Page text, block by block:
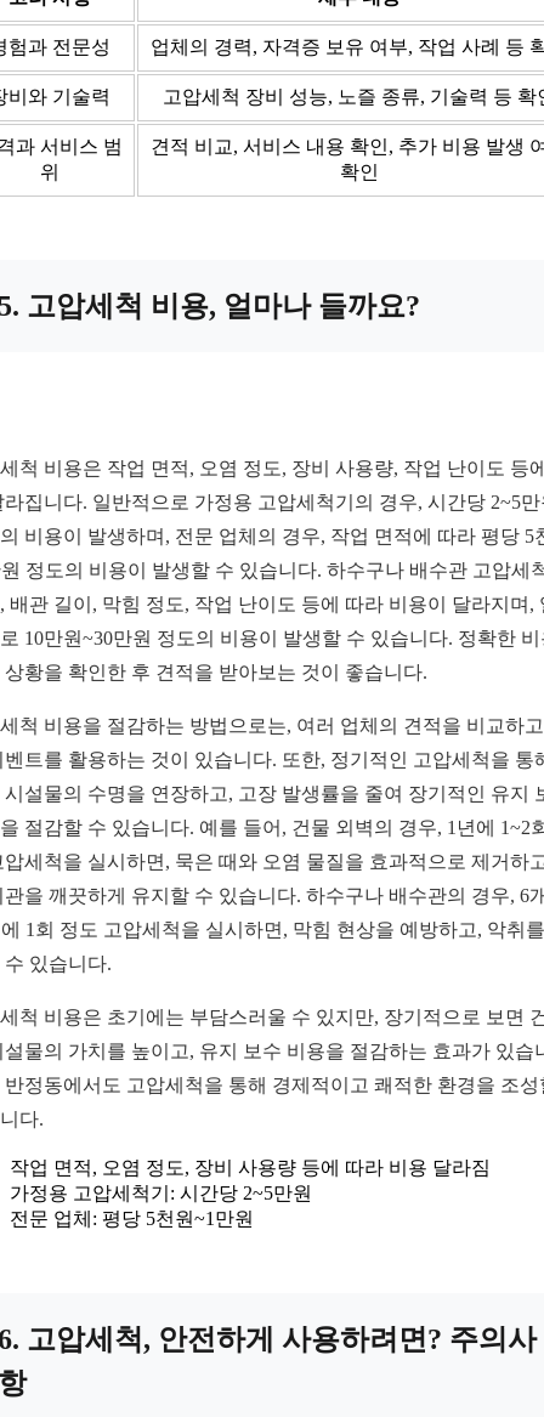
험과 전문성 업체의 경력, 자격증 보유 여부, 작업 사례 등
비와 기술력 고압세척 장비 성능, 노즐 종류, 기술력 등 확
과 서비스 범
위
견적 비교, 서비스 내용 확인, 추가 비용 발생
확인
고압세척 비용, 얼마나 들까요?
척 비용은 작업 면적, 오염 정도, 장비 사용량, 작업 난이도 등
라집니다. 일반적으로 가정용 고압세척기의 경우, 시간당 2~5만
비용이 발생하며, 전문 업체의 경우, 작업 면적에 따라 평당 5
정도의 비용이 발생할 수 있습니다. 하수구나 배수관 고압세
배관 길이, 막힘 정도, 작업 난이도 등에 따라 비용이 달라지며,
10만원~30만원 정도의 비용이 발생할 수 있습니다. 정확한
상황을 확인한 후 견적을 받아보는 것이 좋습니다.
척 비용을 절감하는 방법으로는, 여러 업체의 견적을 비교하
벤트를 활용하는 것이 있습니다. 또한, 정기적인 고압세척을 통
시설물의 수명을 연장하고, 고장 발생률을 줄여 장기적인 유지
절감할 수 있습니다. 예를 들어, 건물 외벽의 경우, 1년에 1~2
압세척을 실시하면, 묵은 때와 오염 물질을 효과적으로 제거하
관을 깨끗하게 유지할 수 있습니다. 하수구나 배수관의 경우, 6
1회 정도 고압세척을 실시하면, 막힘 현상을 예방하고, 악취
수 있습니다.
척 비용은 초기에는 부담스러울 수 있지만, 장기적으로 보면
설물의 가치를 높이고, 유지 보수 비용을 절감하는 효과가 있습
반정동에서도 고압세척을 통해 경제적이고 쾌적한 환경을 조성
다.
작업 면적, 오염 정도, 장비 사용량 등에 따라 비용 달라짐
가정용 고압세척기: 시간당 2~5만원
전문 업체: 평당 5천원~1만원
고압세척, 안전하게 사용하려면? 주의사